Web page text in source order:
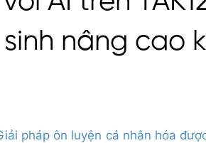
nâng cao
pháp ôn luyện cá nhân hóa